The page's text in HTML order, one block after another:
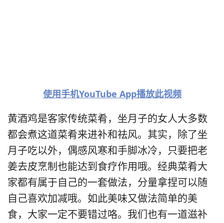
使用手机YouTube App播放此视频
黄酒鸡是客家传统菜肴，坐月子的女人大多数
都会煮这道菜肴来进补和祛风。其实，除了坐
月子吃以外，偶感风寒和手脚冰冷，只要把老
姜去皮烹制也能达到食疗作用哦。经典菜肴大
家都有属于自己的一套做法，分量拿捏可以随
自己喜欢加减哦。如此美味又做法简单的美
食，大家一定不要错过咯。我们也有一道滋补